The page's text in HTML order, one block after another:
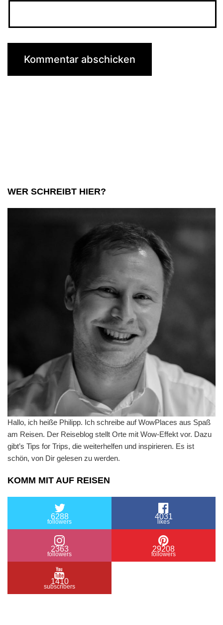
WER SCHREIBT HIER?
Hallo, ich heiße Philipp. Ich schreibe auf WowPlaces aus Spaß
am Reisen. Der Reiseblog stellt Orte mit Wow-Effekt vor. Dazu
gibt’s Tips for Trips, die weiterhelfen und inspirieren. Es ist
schön, von Dir gelesen zu werden.
KOMM MIT AUF REISEN
6288
followers
4031
likes
2363
followers
29208
followers
1410
subscribers